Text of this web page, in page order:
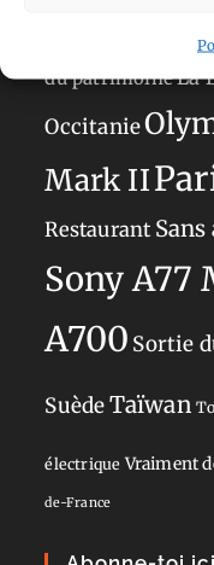
du patrimoineLa
Occitanie
Mark II
Restaurant Sans
Sony A77
A700 Sortie
SuèdeTaïwan
électrique Vraiment
de-France